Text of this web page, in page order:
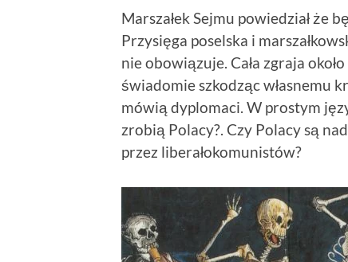
Marszałek Sejmu powiedział że
Przysięga poselska i
nie obowiązuje. Cała zgraja
świadomie szkodząc własnemu
mówią dyplomaci. W prostym
zrobią Polacy?. Czy Polacy są
przez liberałokomunistów?